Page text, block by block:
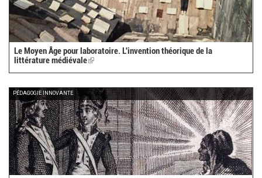
Le Moyen Âge pour laboratoire. L'invention théorique de la
littérature médiévale(link
PÉDAGOGIE INNOVANTE